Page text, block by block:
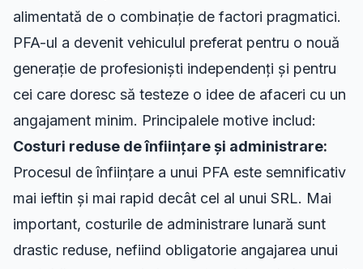
alimentată de o combinație de factori pragmatici.
PFA-ul a devenit vehiculul preferat pentru o nouă
generație de profesioniști independenți și pentru
cei care doresc să testeze o idee de afaceri cu un
angajament minim. Principalele motive includ:
Costuri reduse de înființare și administrare:
Procesul de înființare a unui PFA este semnificativ
mai ieftin și mai rapid decât cel al unui SRL. Mai
important, costurile de administrare lunară sunt
drastic reduse, nefiind obligatorie angajarea unui